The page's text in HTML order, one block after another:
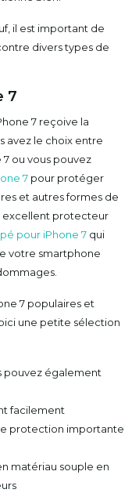
il est important de
divers types de
7
7 reçoive la
avez le choix entre
ou vous pouvez
7 pour protéger
et autres formes de
excellent protecteur
pour iPhone 7 qui
votre smartphone
7 populaires et
une petite sélection
pouvez également
facilement
protection importante
matériau souple en